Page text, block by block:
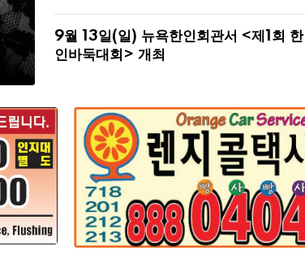
9월 13일(일) 뉴욕한인회관서 <제1회 한
인바둑대회> 개최